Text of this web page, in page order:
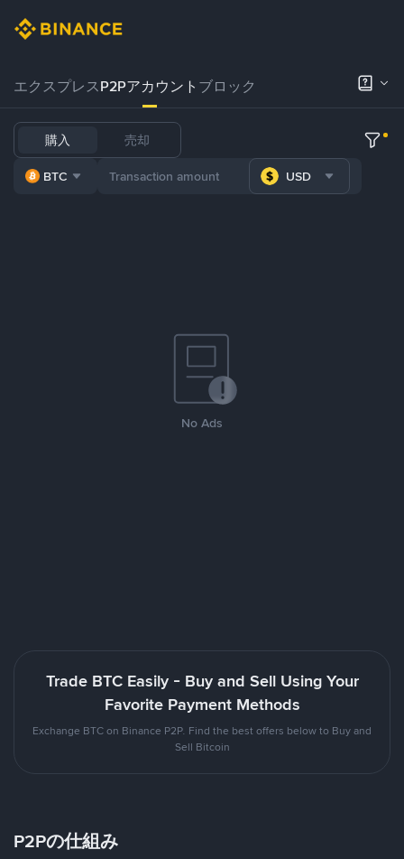
エクスプレスP2Pアカウント ブロック
購入 売却
BTC USD
No Ads
Trade BTC Easily - Buy and Sell Using Your
Favorite Payment Methods
Exchange BTC on Binance P2P. Find the best offers below to Buy and
Sell Bitcoin
P2Pの仕組み